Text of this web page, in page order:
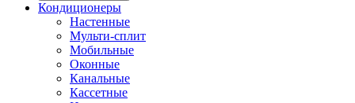
Кондиционеры
Настенные
Мульти-сплит
Мобильные
Оконные
Канальные
Кассетные